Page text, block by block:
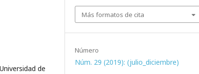
de
Número
Núm. 29 (2019): (julio_diciembre)
Más formatos de cita